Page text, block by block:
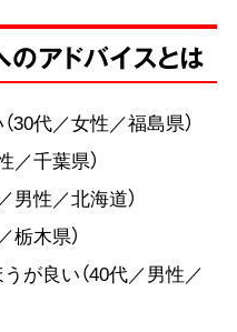
アドバイスとは
30代／女性／福島県）
／千葉県）
男性／北海道）
栃木県）
が良い（40代／男性／